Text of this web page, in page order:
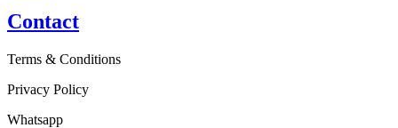
Contact
Terms & Conditions
Privacy Policy
Whatsapp